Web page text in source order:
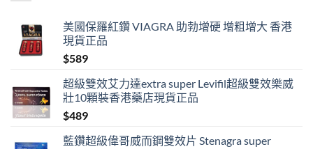
美國保羅紅鑽 VIAGRA 助勃增硬 增粗增大 香港
現貨正品
$589
超級雙效艾力達extra super Levifil超級雙效樂威
壯10顆裝香港藥店現貨正品
$489
藍鑽超級偉哥威而鋼雙效片 Stenagra super